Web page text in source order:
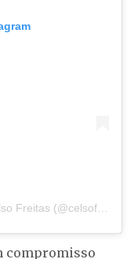
compromisso